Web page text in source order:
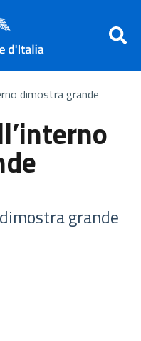
dimostra grande
grande